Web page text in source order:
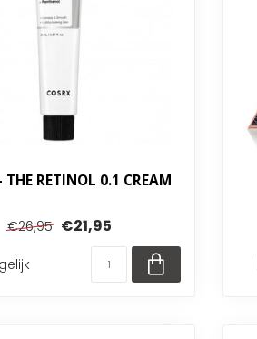
THE RETINOL 0.1 CREAM
€26,95 €21,95